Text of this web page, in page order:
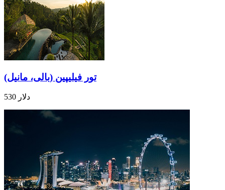
تور فیلیپین (بالی، مانیل)
530 دلار